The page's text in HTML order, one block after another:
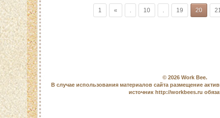
1 « . 10 . 19 20
© 2026 Work Bee.
В случае использования материалов сайта размещение
источник http://workbees.ru